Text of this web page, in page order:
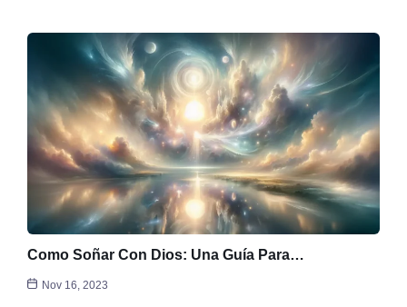
Como Soñar Con Dios: Una Guía Para…
Nov 16, 2023